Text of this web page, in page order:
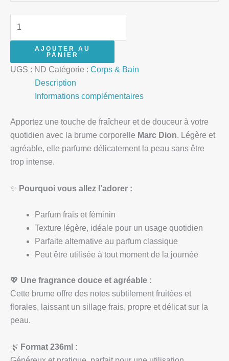
AJOUTER AU
PANIER
UGS : ND Catégorie : Corps & Bain
Description
Informations complémentaires
Apportez une touche de fraîcheur et de douceur à votre
quotidien avec la brume corporelle Marc Dion. Légère et
agréable, elle parfume délicatement la peau sans être
trop intense.
✨ Pourquoi vous allez l’adorer :
Parfum frais et féminin
Texture légère, idéale pour un usage quotidien
Parfaite alternative au parfum classique
Peut être utilisée à tout moment de la journée
💖 Une fragrance douce et agréable :
Cette brume offre des notes subtilement fruitées et
florales, laissant un sillage frais, propre et délicat sur la
peau.
🌿 Format 236ml :